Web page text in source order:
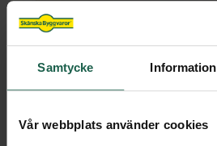
Samtycke Information
Vår webbplats använder cookies